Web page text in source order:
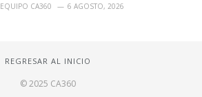
EQUIPO CA360 6 AGOSTO, 2026
REGRESAR AL INICIO
© 2025 CA360